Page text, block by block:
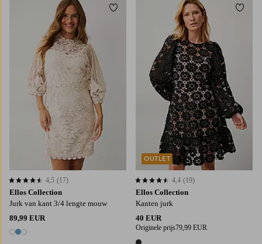
Ellos Collection
Jurk van kant 3/4 lengte mouw
89,99 EUR
3 kleuren
4,5 op basis van 17 beoordelingen
4,5 (17)
Toevoegen aan favorieten
Ellos Collection
Kanten jurk
40 EUR
Originele prijs79,99 EUR
4,4 op basis van 19 beoordelingen
4,4 (19)
OUTLET